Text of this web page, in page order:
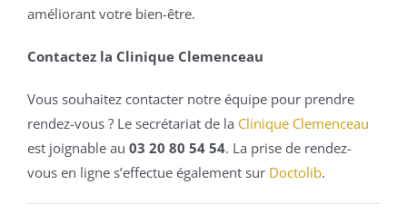
améliorant votre bien-être.
Contactez la Clinique Clemenceau
Vous souhaitez contacter notre équipe pour prendre
rendez-vous ? Le secrétariat de la Clinique Clemenceau
est joignable au 03 20 80 54 54. La prise de rendez-
vous en ligne s’effectue également sur Doctolib.